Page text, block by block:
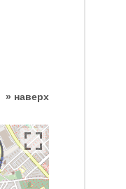
» наверх